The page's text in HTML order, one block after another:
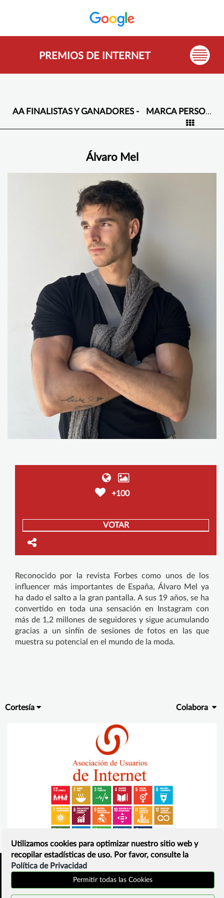
PREMIOS DE INTERNET
AA FINALISTAS Y GANADORES - MARCA PERSONAL Y CREADORES DE CONTENIDO -
Álvaro Mel
+100
VOTAR
Reconocido por la revista Forbes como unos de los
influencer más importantes de España, Álvaro Mel ya
ha dado el salto a la gran pantalla. A sus 19 años, se ha
convertido en toda una sensación en Instagram con
más de 1,2 millones de seguidores y sigue acumulando
gracias a un sinfín de sesiones de fotos en las que
muestra su potencial en el mundo de la moda.
Cortesía Colabora
Política de privacidad
¿Que es?
Utilizamos cookies para optimizar nuestro sitio web y
recopilar estadísticas de uso. Por favor, consulte la
Política de Privacidad
Permitir todas las Cookies